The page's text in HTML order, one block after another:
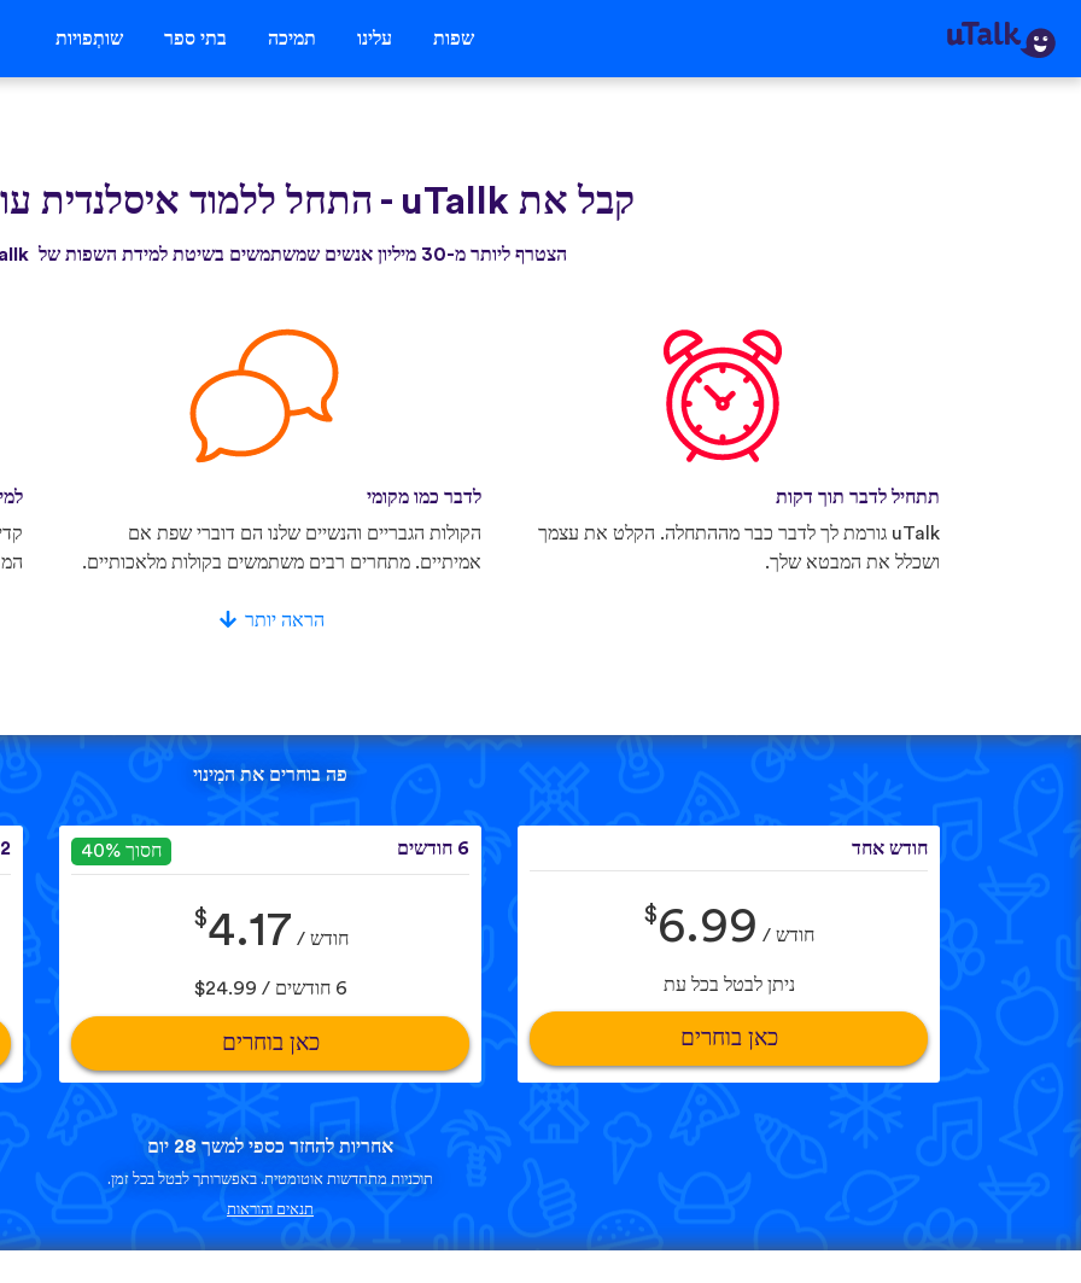
שפות עלינו תמיכה בתי ספר שותְפויות
קבל את uTallk - התחל ללמוד איסלנדית
הצטרף ליותר מ-30 מיליון אנשים שמשתמשים בשיטת למידת השפות של uTallk
תתחיל לדבר תוך דקות
uTalk גורמת לך לדבר כבר מההתחלה. הקלט את עצמך
ושכלל את המבטא שלך.
לדבר כמו מקומי
הקולות הגבריים והנשיים שלנו הם דוברי שפת אם
אמיתיים. מתחרים רבים משתמשים בקולות מלאכותיים.
הראה יותר
פה בוחרים את המִינוי
חודש אחד
חודש /
$6.99
ניתן לבטל בכל עת
כאן בוחרים
6 חודשים חסוך 40%
חודש /
$4.17
6 חודשים / $24.99
כאן בוחרים
12
אחריות להחזר כספי למשך 28 יום
תוכניות מתחדשות אוטומטית. באפשרותך לבטל בכל זמן.
תנאים והוראות